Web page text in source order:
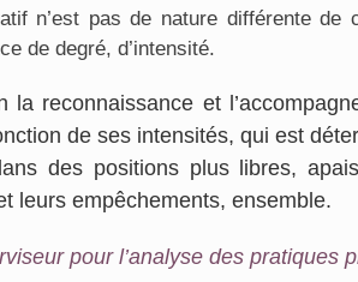
n’est pas de nature différente de
de degré, d’intensité.
la reconnaissance et
de ses intensités, qui est
des positions plus libres,
leurs empêchements, ensemble.
pour l’analyse des pratiques